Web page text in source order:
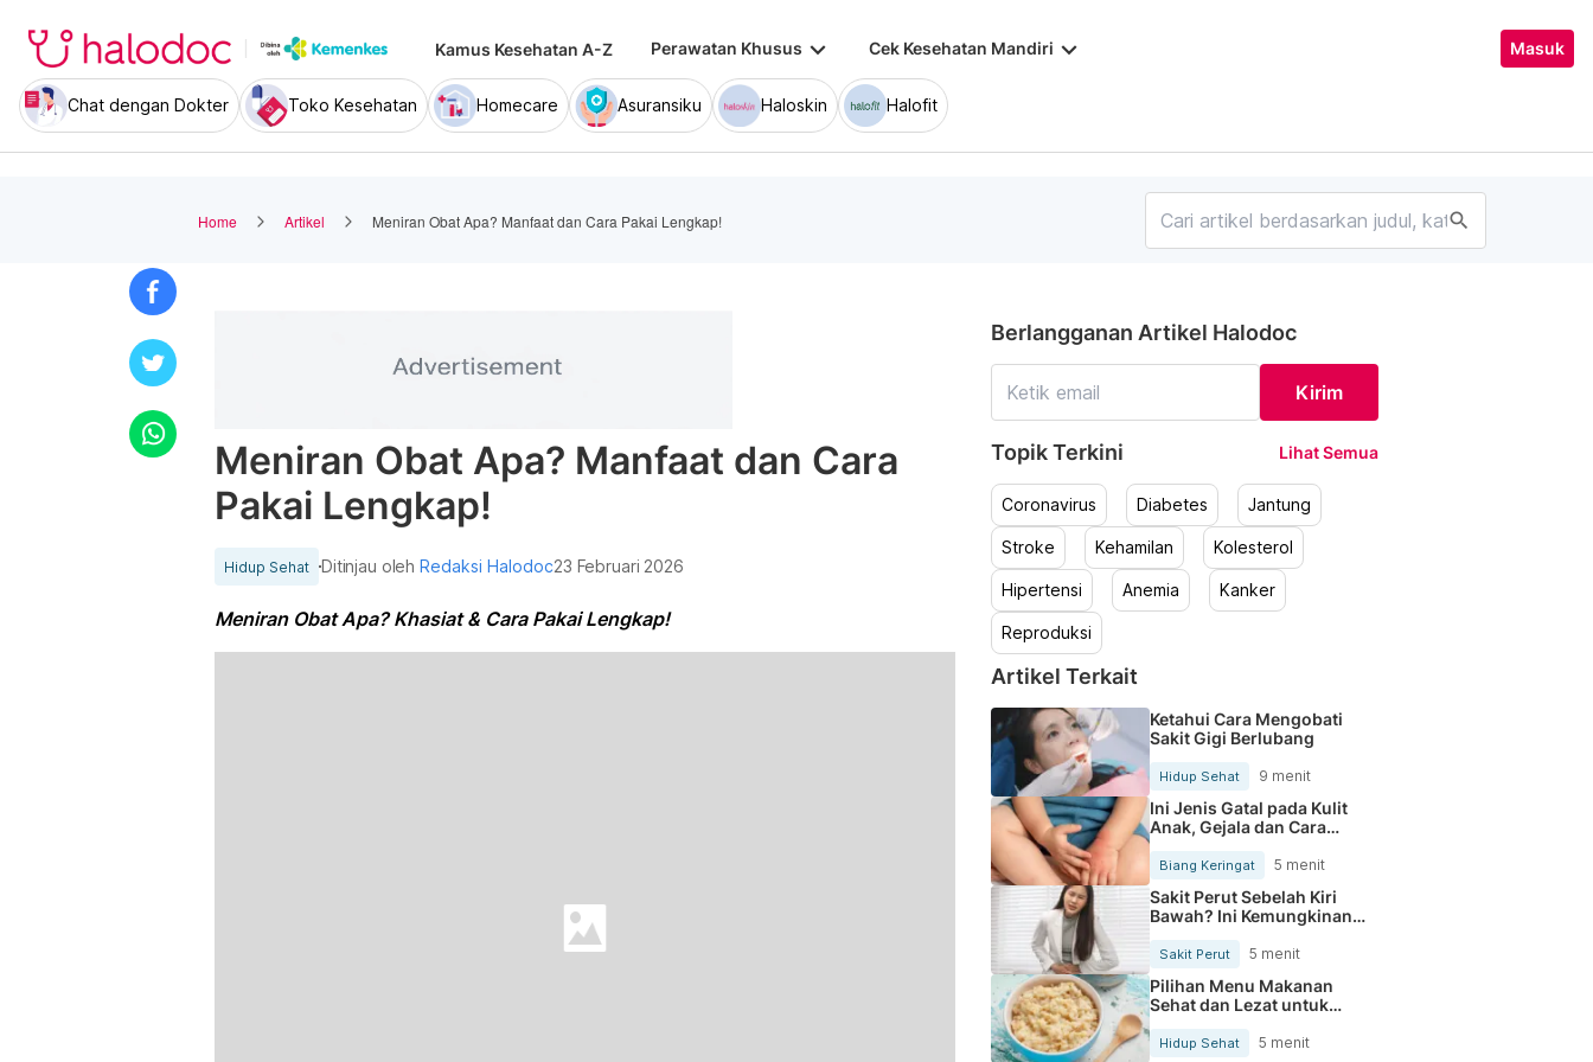
Kamus Kesehatan A-Z Perawatan Khusus keyboard_arrow_down Cek Kesehatan Mandiri keyboard_arrow_down Masuk
Chat dengan Dokter Toko Kesehatan Homecare Asuransiku Haloskin Halofit
Home Artikel Meniran Obat Apa? Manfaat dan Cara Pakai Lengkap! search
Meniran Obat Apa? Manfaat dan Cara
Pakai Lengkap!
Hidup Sehat Ditinjau olehRedaksi Halodoc23 Februari 2026
Meniran Obat Apa? Khasiat & Cara Pakai Lengkap!
Berlangganan Artikel Halodoc
Kirim
Topik Terkini Lihat Semua
Coronavirus Diabetes Jantung
Stroke Kehamilan Kolesterol
Hipertensi Anemia Kanker
Reproduksi
Artikel Terkait
Ketahui Cara Mengobati
Sakit Gigi Berlubang
Hidup Sehat 9 menit
Ini Jenis Gatal pada Kulit
Anak, Gejala dan Cara
Mengobatinya
Biang Keringat 5 menit
Sakit Perut Sebelah Kiri
Bawah? Ini Kemungkinan
Sakit Perut 5 menit
Pilihan Menu Makanan
Sehat dan Lezat untuk
Mengurangi Kolesterol
Hidup Sehat 5 menit